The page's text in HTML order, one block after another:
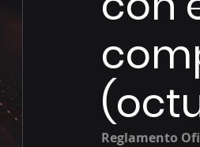
Reglamento